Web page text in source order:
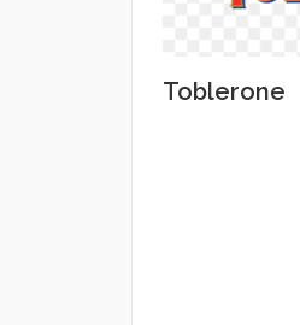
Toblerone